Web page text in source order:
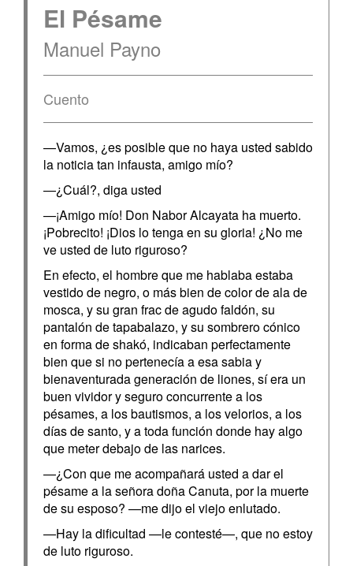
El Pésame
Manuel Payno
Cuento
—Vamos, ¿es posible que no haya usted sabido
la noticia tan infausta, amigo mío?
—¿Cuál?, diga usted
—¡Amigo mío! Don Nabor Alcayata ha muerto.
¡Pobrecito! ¡Dios lo tenga en su gloria! ¿No me
ve usted de luto riguroso?
En efecto, el hombre que me hablaba estaba
vestido de negro, o más bien de color de ala de
mosca, y su gran frac de agudo faldón, su
pantalón de tapabalazo, y su sombrero cónico
en forma de shakó, indicaban perfectamente
bien que si no pertenecía a esa sabia y
bienaventurada generación de liones, sí era un
buen vividor y seguro concurrente a los
pésames, a los bautismos, a los velorios, a los
días de santo, y a toda función donde hay algo
que meter debajo de las narices.
—¿Con que me acompañará usted a dar el
pésame a la señora doña Canuta, por la muerte
de su esposo? —me dijo el viejo enlutado.
—Hay la dificultad —le contesté—, que no estoy
de luto riguroso.